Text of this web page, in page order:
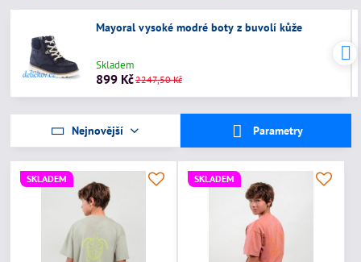
Mayoral vysoké modré boty z buvolí kůže
Skladem
899 Kč2247,50 Kč
Nejnovější Parametry
SKLADEM SKLADEM